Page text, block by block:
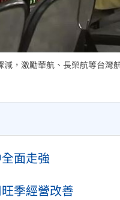
，激勵華航、長榮航等台灣
面走強
季經營改善